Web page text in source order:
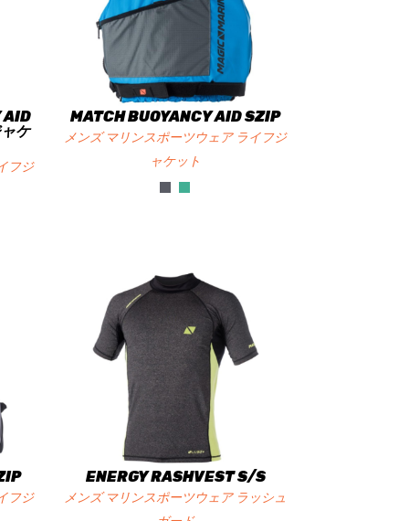
AID
ケ
フジ
MATCH BUOYANCY AID SZIP
メンズ マリンスポーツウェア ライフジ
ャケット
フジ
ENERGY RASHVEST S/S
メンズ マリンスポーツウェア ラッシュ